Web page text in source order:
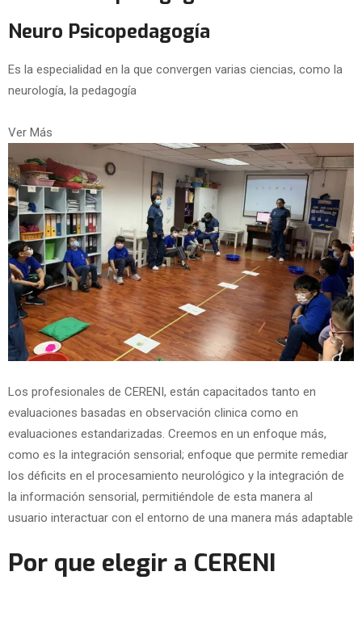
Neuro Psicopedagogía
Es la especialidad en la que convergen varias ciencias, como la
neurología, la pedagogía
Ver Más
Los profesionales de CERENI, están capacitados tanto en
evaluaciones basadas en observación clinica como en
evaluaciones estandarizadas. Creemos en un enfoque más,
como es la integración sensorial; enfoque que permite remediar
los déficits en el procesamiento neurológico y la integración de
la información sensorial, permitiéndole de esta manera al
usuario interactuar con el entorno de una manera más adaptable
Por que elegir a CERENI